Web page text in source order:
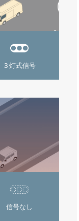
３灯式信号
信号なし